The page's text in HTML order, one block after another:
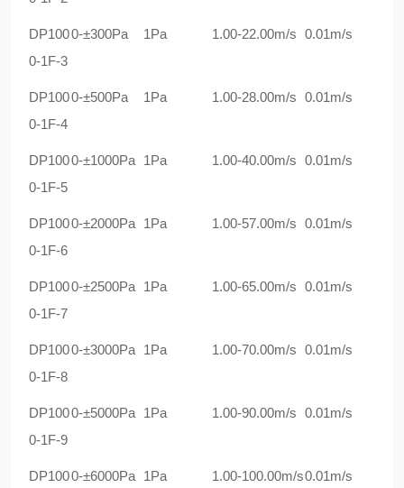
DP100
0-1F-3
0-±300Pa 1Pa 1.00-22.00m/s 0.01m/s
DP100
0-1F-4
0-±500Pa 1Pa 1.00-28.00m/s 0.01m/s
DP100
0-1F-5
0-±1000Pa 1Pa 1.00-40.00m/s 0.01m/s
DP100
0-1F-6
0-±2000Pa 1Pa 1.00-57.00m/s 0.01m/s
DP100
0-1F-7
0-±2500Pa 1Pa 1.00-65.00m/s 0.01m/s
DP100
0-1F-8
0-±3000Pa 1Pa 1.00-70.00m/s 0.01m/s
DP100
0-1F-9
0-±5000Pa 1Pa 1.00-90.00m/s 0.01m/s
DP1000-±6000Pa 1Pa 1.00-100.00m/s0.01m/s